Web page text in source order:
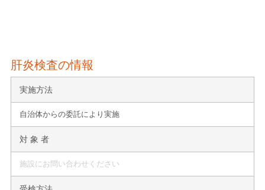
肝炎検査の情報
実施方法
自治体からの委託により実施
対 象 者
施設にお問い合わせください